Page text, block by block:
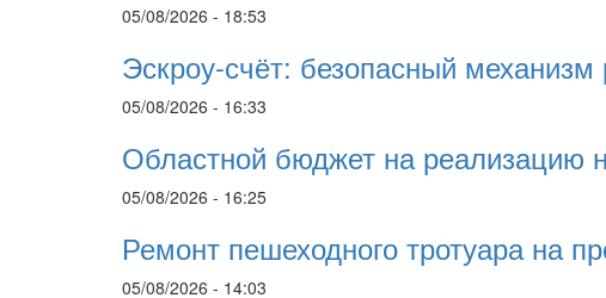
05/08/2026 - 18:53
Эскроу-счёт: безопасный
05/08/2026 - 16:33
Областной бюджет на реализацию
05/08/2026 - 16:25
Ремонт пешеходного тротуара на
05/08/2026 - 14:03